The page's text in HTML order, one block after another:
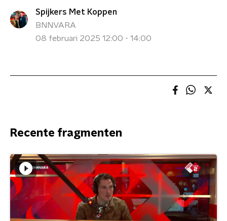
Spijkers Met Koppen
BNNVARA
08 februari 2025 12:00 - 14:00
Recente fragmenten